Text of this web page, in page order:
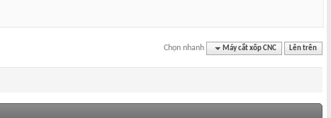
Chọn nhanh Máy cắt xốp CNC Lên trên